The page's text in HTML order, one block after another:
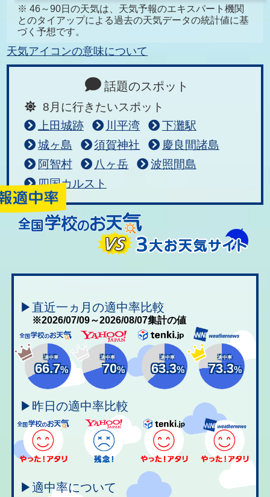
※ 46～90日の天気は、天気予報のエキスパート機関
とのタイアップによる過去の天気データの統計値に基
づく予想です。
天気アイコンの意味について
話題のスポット
8月に行きたいスポット
上田城跡
川平湾
下灘駅
城ヶ島
須賀神社
慶良間諸島
阿智村
八ヶ岳
波照間島
四国カルスト
▶直近一ヵ月の適中率比較
※2026/07/09～2026/08/07集計の値
適中率
66.7%
適中率
70%
適中率
63.3%
適中率
73.3%
▶昨日の適中率比較
▶適中率について